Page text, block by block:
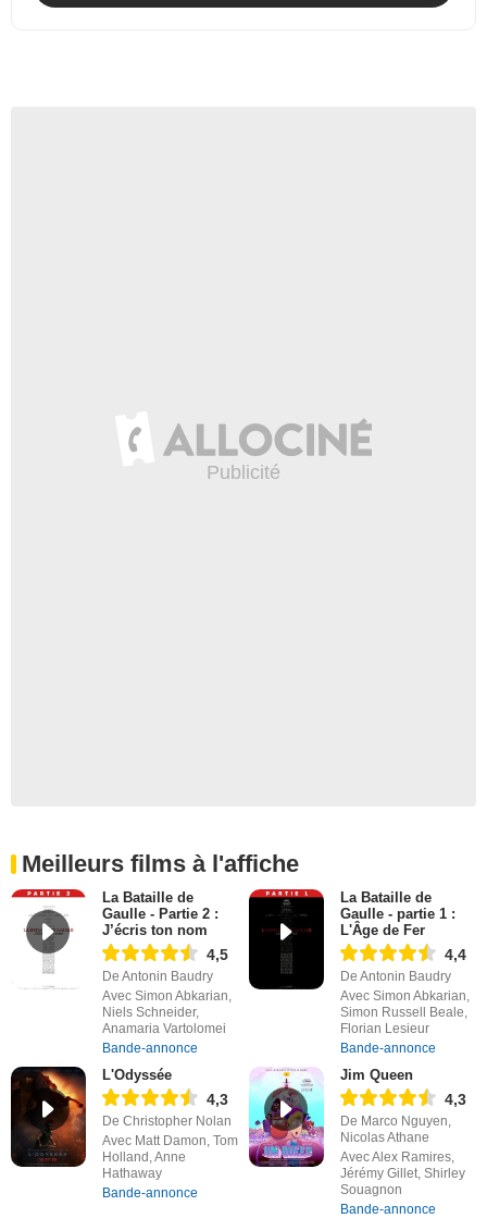
Meilleurs films à l'affiche
La Bataille de
Gaulle - Partie 2 :
J’écris ton nom
4,5
De Antonin Baudry
Avec Simon Abkarian,
Niels Schneider,
Anamaria Vartolomei
Bande-annonce
La Bataille de
Gaulle - partie 1 :
L'Âge de Fer
4,4
De Antonin Baudry
Avec Simon Abkarian,
Simon Russell Beale,
Florian Lesieur
Bande-annonce
L'Odyssée
4,3
De Christopher Nolan
Avec Matt Damon, Tom
Holland, Anne
Hathaway
Bande-annonce
Jim Queen
4,3
De Marco Nguyen,
Nicolas Athane
Avec Alex Ramires,
Jérémy Gillet, Shirley
Souagnon
Bande-annonce